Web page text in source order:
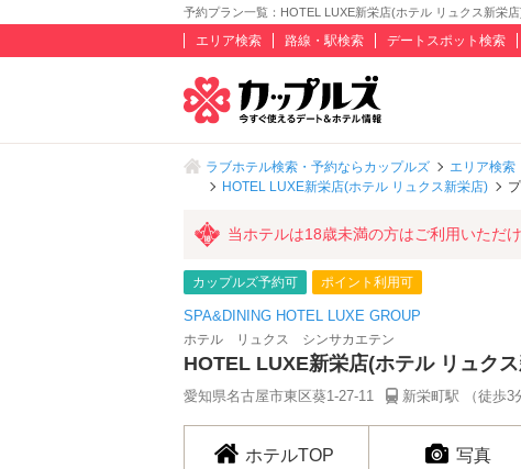
予約プラン一覧：HOTEL LUXE新栄店(ホテル リュクス新栄
エリア検索 路線・駅検索 デートスポット検索
ラブホテル検索・予約ならカップルズ エリア検索
HOTEL LUXE新栄店(ホテル リュクス新栄店)
当ホテルは18歳未満の方はご利用いただけ
カップルズ予約可 ポイント利用可
SPA&DINING HOTEL LUXE GROUP
ホテル リュクス シンサカエテン
HOTEL LUXE新栄店(ホテル リュク
愛知県名古屋市東区葵1-27-11 新栄町駅 （徒歩3
ホテルTOP 写真